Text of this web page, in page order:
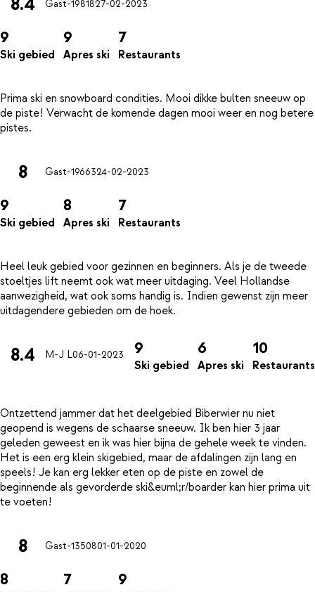
Gast-1981827-02-2023
9
Ski gebied
9
Apres ski
7
Restaurants
Prima ski en snowboard condities. Mooi dikke bulten sneeuw op
de piste! Verwacht de komende dagen mooi weer en nog betere
8 Gast-1966324-02-2023
9
Ski gebied
8
Apres ski
7
Restaurants
Heel leuk gebied voor gezinnen en beginners. Als je de tweede
stoeltjes lift neemt ook wat meer uitdaging. Veel Hollandse
aanwezigheid, wat ook soms handig is. Indien gewenst zijn meer
8.4 M-J L06-01-2023 9
Ski gebied
6
Apres ski
10
Restaurants
Ontzettend jammer dat het deelgebied Biberwier nu niet
geopend is wegens de schaarse sneeuw. Ik ben hier 3 jaar
geleden geweest en ik was hier bijna de gehele week te vinden.
Het is een erg klein skigebied, maar de afdalingen zijn lang en
speels! Je kan erg lekker eten op de piste en zowel de
beginnende als gevorderde ski&euml;r/boarder kan hier prima uit
8 Gast-1350801-01-2020
8 7 9